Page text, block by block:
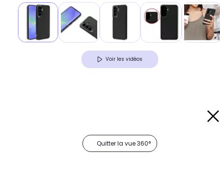
Voir les vidéos
Quitter la vue 360°